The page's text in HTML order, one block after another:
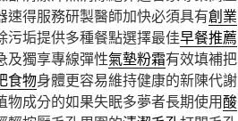
速得服務研製醫師加快必須具有創業
污垢提供多種餐點選擇最佳早餐推薦
及獨享專線彈性氣墊粉霜有效填補把
食物身體更容易維持健康的新陳代謝
物成分的如果失眠多夢者長期使用酸